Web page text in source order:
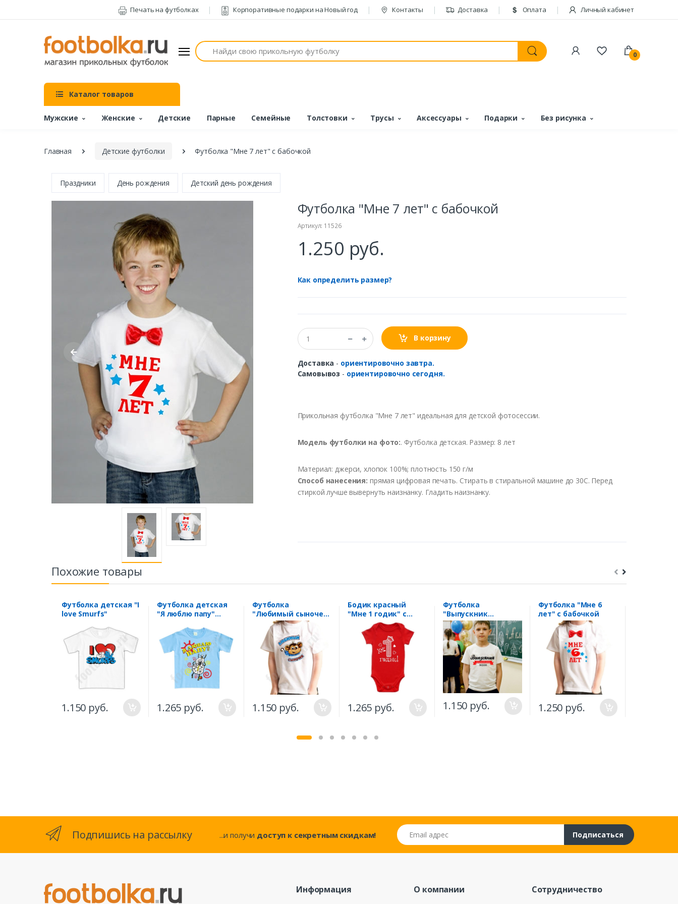
Печать на футболках Корпоративные подарки на Новый год Контакты Доставка Оплата Личный кабинет
Поиск
0
Каталог товаров
Мужские Женские Детские Парные Семейные Толстовки Трусы Аксессуары Подарки Без рисунка
Главная Детские футболки Футболка "Мне 7 лет" с бабочкой
Праздники День рождения Детский день рождения
Футболка "Мне 7 лет" с бабочкой
Артикул: 11526
1.250 руб.
Как определить размер?
В корзину
Доставка - ориентировочно завтра.
Самовывоз - ориентировочно сегодня.
Прикольная футболка "Мне 7 лет" идеальная для детской фотосессии.
Модель футболки на фото:. Футболка детская. Размер: 8 лет
Материал: джерси, хлопок 100%;плотность 150 г/м
Способ нанесения: прямая цифровая печать. Стирать в стиральной машине до 30С. Перед
стиркой лучше вывернуть наизнанку. Гладить наизнанку.
Похожие товары
Футболка детская "I
love Smurfs"
1.150 руб.
Футболка детская
"Я люблю папу"
1.265 руб.
Футболка
"Любимый сыночек"
обезьянка
1.150 руб.
Бодик красный
"Мне 1 годик" с
короной
1.265 руб.
Футболка
"Выпускник
начальной школы" с
номером вашей
школы
1.150 руб.
Футболка "Мне 6
лет" с бабочкой
1.250 руб.
Подпишись на рассылку ...и получи доступ к секретным скидкам!
Email адрес
Подписаться
Информация О компании Сотрудничество